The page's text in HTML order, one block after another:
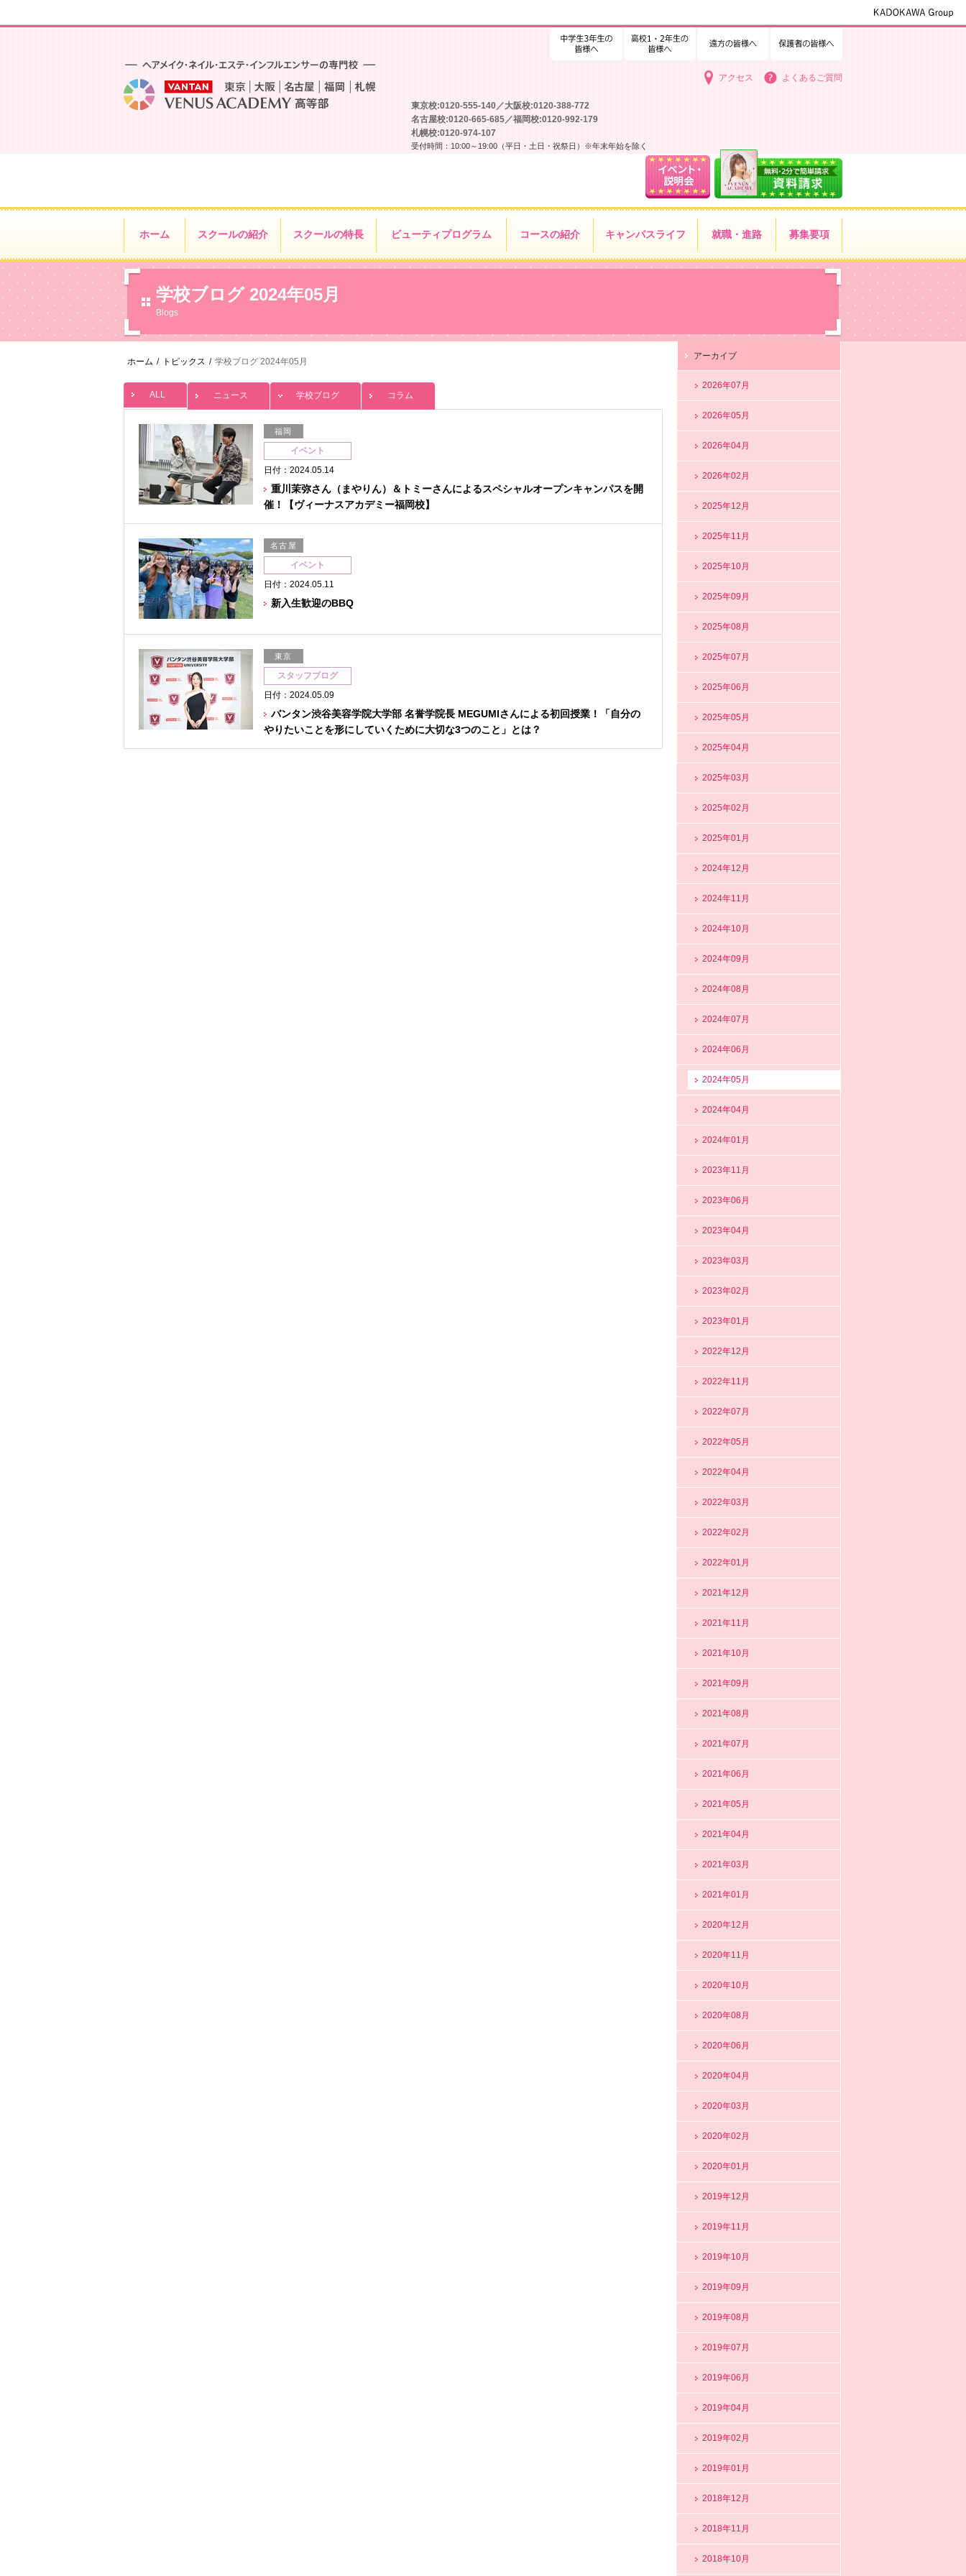
遠方の皆様へ
中学3年生の皆様へ
高校1・2年生の皆様へ
よくあるご質問
アクセス
東京校:0120-555-140／大阪校:0120-388-772
名古屋校:0120-665-685／福岡校:0120-992-179
札幌校:0120-974-107
受付時間：10:00～19:00（平日・土日・祝祭日）※年末年始を除く
ホーム スクールの紹介 スクールの特長 ビューティプログラム コースの紹介 キャンパスライフ 就職・進路 募集要項
学校ブログ 2024年05月
Blogs
ホーム / トピックス / 学校ブログ 2024年05月
ALL ニュース 学校ブログ コラム
福岡
イベント
日付：2024.05.14
重川茉弥さん（まやりん）＆トミーさんによるスペシャルオープンキャンパスを開
催！【ヴィーナスアカデミー福岡校】
名古屋
イベント
日付：2024.05.11
新入生歓迎のBBQ
東京
スタッフブログ
日付：2024.05.09
バンタン渋谷美容学院大学部 名誉学院長 MEGUMIさんによる初回授業！「自分の
やりたいことを形にしていくために大切な3つのこと」とは？
アーカイブ
2026年07月
2026年05月
2026年04月
2026年02月
2025年12月
2025年11月
2025年10月
2025年09月
2025年08月
2025年07月
2025年06月
2025年05月
2025年04月
2025年03月
2025年02月
2025年01月
2024年12月
2024年11月
2024年10月
2024年09月
2024年08月
2024年07月
2024年06月
2024年05月
2024年04月
2024年01月
2023年11月
2023年06月
2023年04月
2023年03月
2023年02月
2023年01月
2022年12月
2022年11月
2022年07月
2022年05月
2022年04月
2022年03月
2022年02月
2022年01月
2021年12月
2021年11月
2021年10月
2021年09月
2021年08月
2021年07月
2021年06月
2021年05月
2021年04月
2021年03月
2021年01月
2020年12月
2020年11月
2020年10月
2020年08月
2020年06月
2020年04月
2020年03月
2020年02月
2020年01月
2019年12月
2019年11月
2019年10月
2019年09月
2019年08月
2019年07月
2019年06月
2019年04月
2019年02月
2019年01月
2018年12月
2018年11月
2018年10月